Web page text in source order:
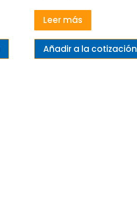
Leer más
Añadir a la cotización